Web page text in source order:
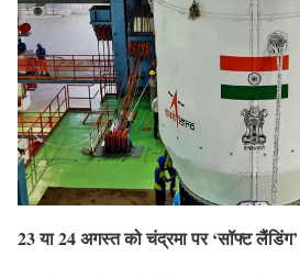
23 या 24 अगस्त को चंद्रमा पर ‘सॉफ्ट